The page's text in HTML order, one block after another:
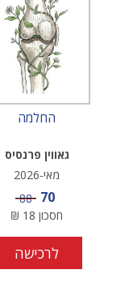
החלמה
גאווין פרנסיס
מאי-2026
מחיר מבצע
70 מחיר
88
חסכון 18
₪
לרכישה